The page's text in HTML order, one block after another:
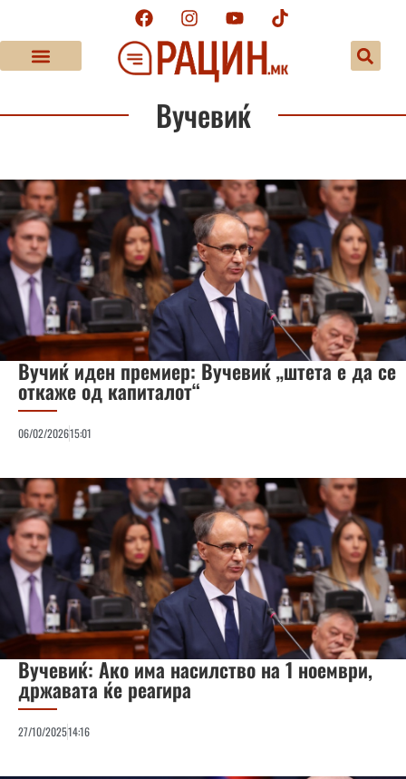
Вучевиќ
Вучиќ иден премиер: Вучевиќ „штета е да се
откаже од капиталот“
06/02/202615:01
Вучевиќ: Ако има насилство на 1 ноември,
државата ќе реагира
27/10/202514:16